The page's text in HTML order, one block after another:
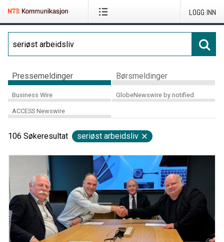
LOGG INN
Pressemeldinger Børsmeldinger
Business Wire GlobeNewswire by notified
ACCESS Newswire
106 Søkeresultat seriøst arbeidsliv